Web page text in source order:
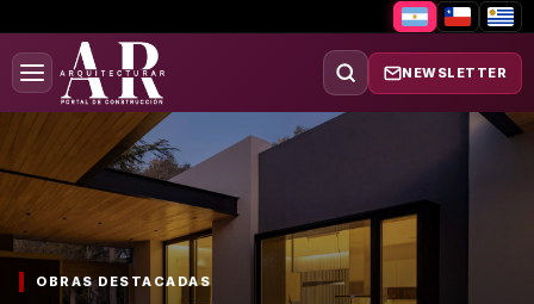
NEWSLETTER
OBRAS DESTACADAS